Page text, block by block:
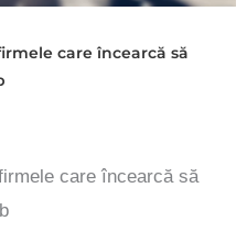
care încearcă să
care încearcă să